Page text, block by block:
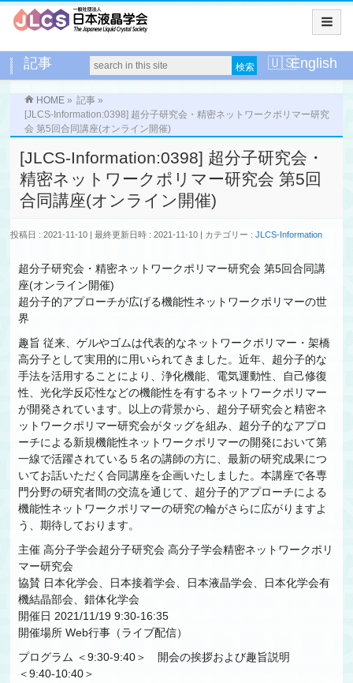
記事 English
HOME » 記事 »
[JLCS-Information:0398] 超分子研究会・精密ネットワークポリマー研究
会 第5回合同講座(オンライン開催)
[JLCS-Information:0398] 超分子研究会・
精密ネットワークポリマー研究会 第5回
合同講座(オンライン開催)
投稿日 : 2021-11-10 最終更新日時 : 2021-11-10 カテゴリー :JLCS-Information
超分子研究会・精密ネットワークポリマー研究会 第5回合同講
座(オンライン開催)
超分子的アプローチが広げる機能性ネットワークポリマーの世
界
趣旨 従来、ゲルやゴムは代表的なネットワークポリマー・架橋
高分子として実用的に用いられてきました。近年、超分子的な
手法を活用することにより、浄化機能、電気運動性、自己修復
性、光化学反応性などの機能性を有するネットワークポリマー
が開発されています。以上の背景から、超分子研究会と精密ネ
ットワークポリマー研究会がタッグを組み、超分子的なアプロ
ーチによる新規機能性ネットワークポリマーの開発において第
一線で活躍されている５名の講師の方に、最新の研究成果につ
いてお話いただく合同講座を企画いたしました。本講座で各専
門分野の研究者間の交流を通じて、超分子的アプローチによる
機能性ネットワークポリマーの研究の輪がさらに広がりますよ
う、期待しております。
主催 高分子学会超分子研究会 高分子学会精密ネットワークポリ
マー研究会
協賛 日本化学会、日本接着学会、日本液晶学会、日本化学会有
機結晶部会、錯体化学会
開催日 2021/11/19 9:30-16:35
開催場所 Web行事（ライブ配信）
プログラム ＜9:30-9:40＞ 開会の挨拶および趣旨説明
＜9:40-10:40＞